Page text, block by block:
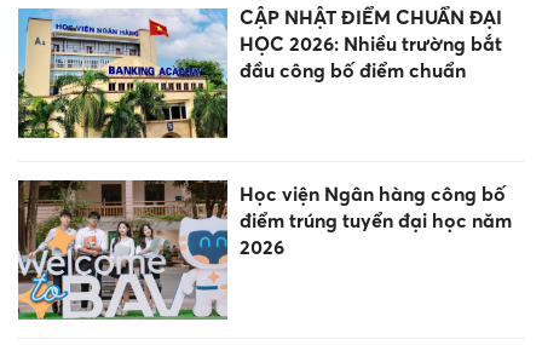
CẬP NHẬT ĐIỂM CHUẨN ĐẠI
HỌC 2026: Nhiều trường bắt
đầu công bố điểm chuẩn
Học viện Ngân hàng công bố
điểm trúng tuyển đại học năm
2026